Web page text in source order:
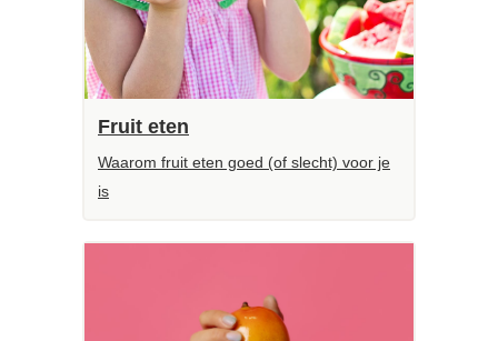
Fruit eten
Waarom fruit eten goed (of slecht) voor je
is